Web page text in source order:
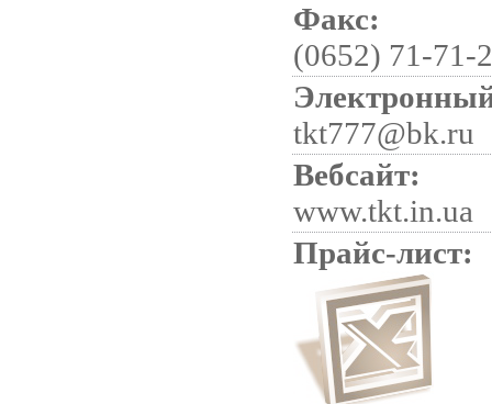
Факс:
(0652) 71-71-
tkt777@bk.ru
Вебсайт:
www.tkt.in.ua
Прайс-лист: